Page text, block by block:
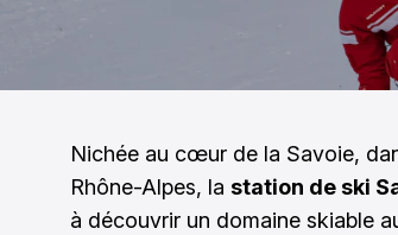
Nichée au cœur de la Savoie,
Rhône-Alpes, la station de ski
à découvrir un domaine skiable